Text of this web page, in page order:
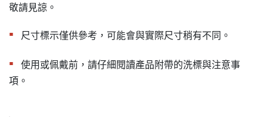
敬請見諒。
▪︎ 尺寸標示僅供參考，可能會與實際尺寸稍有不同。
▪︎ 使用或佩戴前，請仔細閱讀產品附帶的洗標與注意事
項。